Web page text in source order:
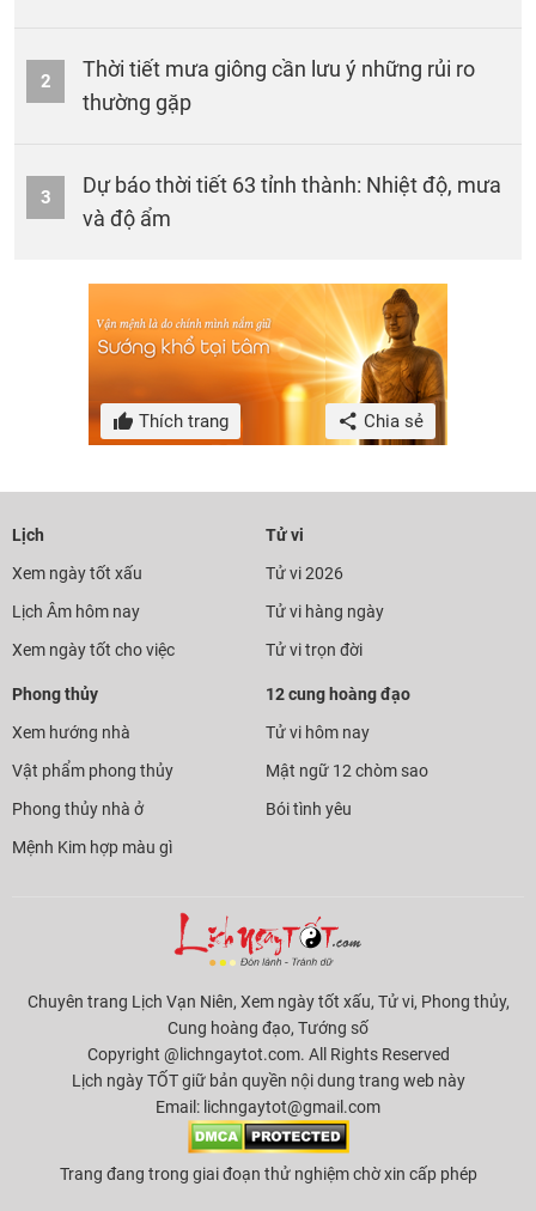
2
Thời tiết mưa giông cần lưu ý những rủi ro
thường gặp
3
Dự báo thời tiết 63 tỉnh thành: Nhiệt độ, mưa
và độ ẩm
Thích trang Chia sẻ
Lịch
Xem ngày tốt xấu
Lịch Âm hôm nay
Xem ngày tốt cho việc
Tử vi
Tử vi 2026
Tử vi hàng ngày
Tử vi trọn đời
Phong thủy
Xem hướng nhà
Vật phẩm phong thủy
Phong thủy nhà ở
Mệnh Kim hợp màu gì
12 cung hoàng đạo
Tử vi hôm nay
Mật ngữ 12 chòm sao
Bói tình yêu
Chuyên trang Lịch Vạn Niên, Xem ngày tốt xấu, Tử vi, Phong thủy,
Cung hoàng đạo, Tướng số
Copyright @lichngaytot.com. All Rights Reserved
Lịch ngày TỐT giữ bản quyền nội dung trang web này
Email: lichngaytot@gmail.com
Trang đang trong giai đoạn thử nghiệm chờ xin cấp phép